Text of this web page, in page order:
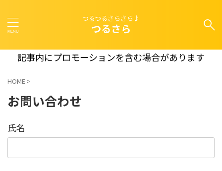
つるつるさらさら♪
つるさら
記事内にプロモーションを含む場合があります
HOME >
お問い合わせ
氏名